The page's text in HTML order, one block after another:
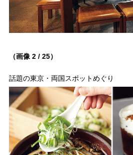
（画像 2 / 25）
話題の東京・両国スポットめぐり